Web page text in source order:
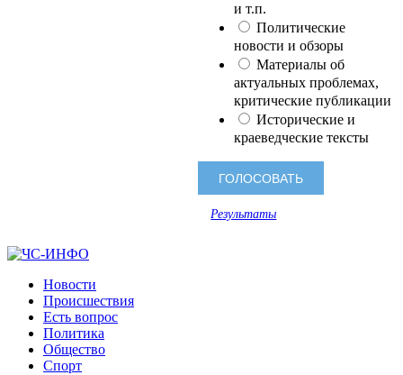
и т.п.
Политические
новости и обзоры
Материалы об
актуальных проблемах,
критические публикации
Исторические и
краеведческие тексты
Результаты
Новости
Происшествия
Есть вопрос
Политика
Общество
Спорт